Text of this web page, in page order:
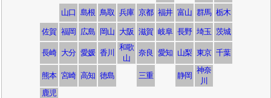
山口 島根 鳥取 兵庫 京都 福井 富山 群馬 栃木
佐賀 福岡 広島 岡山 大阪 滋賀 岐阜 長野 埼玉 茨城
長崎 大分 愛媛 香川
和歌
山
奈良 愛知 山梨 東京 千葉
熊本 宮崎 高知 徳島 三重 静岡
神奈
川
鹿児